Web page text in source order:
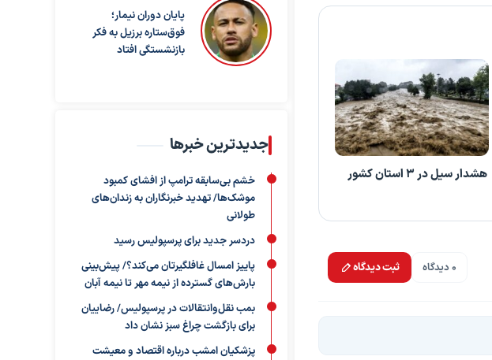
هشدار سیل در 3 استان کشور
0 دیدگاه ثبت دیدگاه
پایان دوران نیمار؛
فوق‌ستاره برزیل به فکر
بازنشستگی افتاد
جدیدترین خبرها
خشم بی‌سابقه ترامپ از افشای کمبود
موشک‌ها/ تهدید خبرنگاران به زندان‌های
طولانی
دردسر جدید برای پرسپولیس رسید
پاییز امسال غافلگیرتان می‌کند؟/ پیش‌بینی
بارش‌های گسترده از نیمه مهر تا نیمه آبان
بمب نقل‌وانتقالات در پرسپولیس/ رضاییان
برای بازگشت چراغ سبز نشان داد
پزشکیان امشب درباره اقتصاد و معیشت